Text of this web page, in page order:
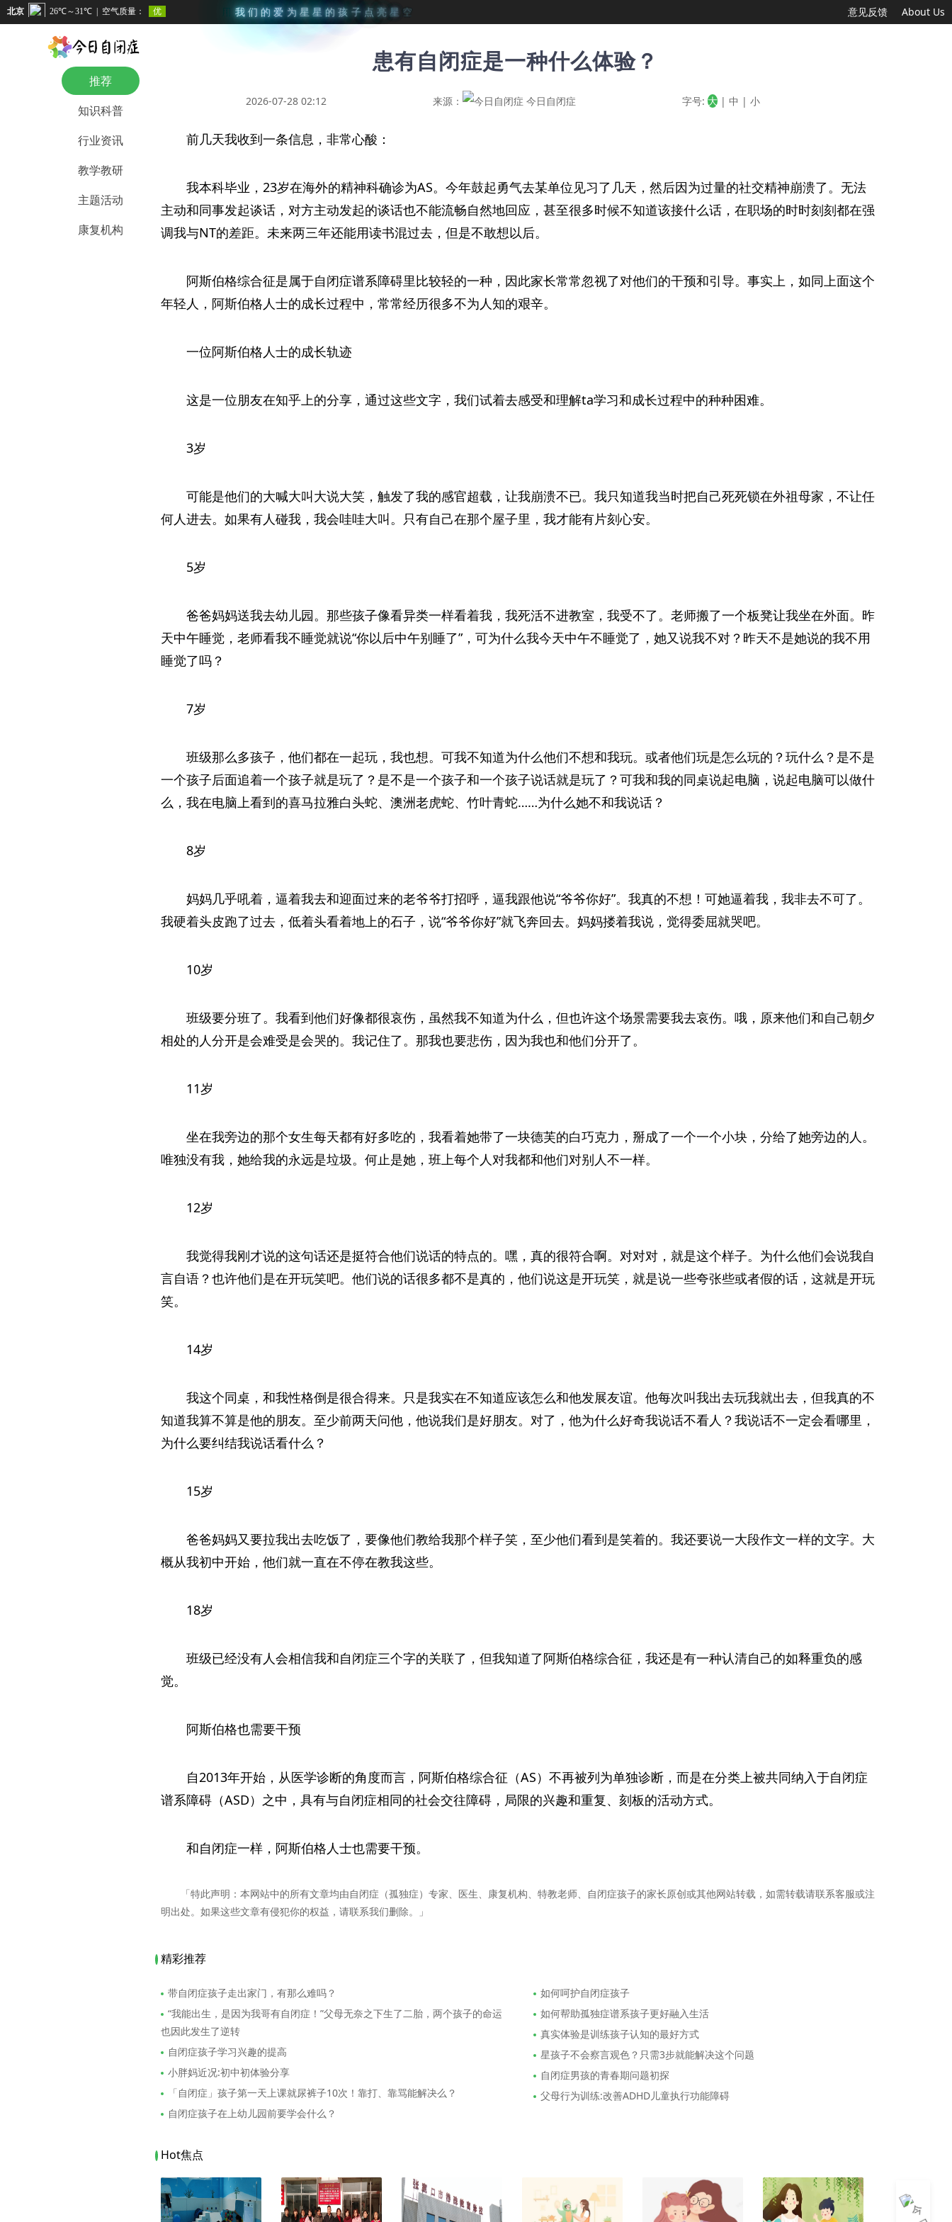
我 们 的 爱 为 星 星 的 孩 子 点 亮 星 空 意见反馈 About Us
推荐
知识科普
行业资讯
教学教研
主题活动
康复机构
患有自闭症是一种什么体验？
2026-07-28 02:12 来源： 今日自闭症 字号: 大 | 中 | 小
前几天我收到一条信息，非常心酸：
我本科毕业，23岁在海外的精神科确诊为AS。今年鼓起勇气去某单位见习了几天，然后因为过量的社交精神崩溃了。无法
主动和同事发起谈话，对方主动发起的谈话也不能流畅自然地回应，甚至很多时候不知道该接什么话，在职场的时时刻刻都在强
调我与NT的差距。未来两三年还能用读书混过去，但是不敢想以后。
阿斯伯格综合征是属于自闭症谱系障碍里比较轻的一种，因此家长常常忽视了对他们的干预和引导。事实上，如同上面这个
年轻人，阿斯伯格人士的成长过程中，常常经历很多不为人知的艰辛。
一位阿斯伯格人士的成长轨迹
这是一位朋友在知乎上的分享，通过这些文字，我们试着去感受和理解ta学习和成长过程中的种种困难。
3岁
可能是他们的大喊大叫大说大笑，触发了我的感官超载，让我崩溃不已。我只知道我当时把自己死死锁在外祖母家，不让任
何人进去。如果有人碰我，我会哇哇大叫。只有自己在那个屋子里，我才能有片刻心安。
5岁
爸爸妈妈送我去幼儿园。那些孩子像看异类一样看着我，我死活不进教室，我受不了。老师搬了一个板凳让我坐在外面。昨
天中午睡觉，老师看我不睡觉就说“你以后中午别睡了”，可为什么我今天中午不睡觉了，她又说我不对？昨天不是她说的我不用
睡觉了吗？
7岁
班级那么多孩子，他们都在一起玩，我也想。可我不知道为什么他们不想和我玩。或者他们玩是怎么玩的？玩什么？是不是
一个孩子后面追着一个孩子就是玩了？是不是一个孩子和一个孩子说话就是玩了？可我和我的同桌说起电脑，说起电脑可以做什
么，我在电脑上看到的喜马拉雅白头蛇、澳洲老虎蛇、竹叶青蛇……为什么她不和我说话？
8岁
妈妈几乎吼着，逼着我去和迎面过来的老爷爷打招呼，逼我跟他说“爷爷你好”。我真的不想！可她逼着我，我非去不可了。
我硬着头皮跑了过去，低着头看着地上的石子，说“爷爷你好”就飞奔回去。妈妈搂着我说，觉得委屈就哭吧。
10岁
班级要分班了。我看到他们好像都很哀伤，虽然我不知道为什么，但也许这个场景需要我去哀伤。哦，原来他们和自己朝夕
相处的人分开是会难受是会哭的。我记住了。那我也要悲伤，因为我也和他们分开了。
11岁
坐在我旁边的那个女生每天都有好多吃的，我看着她带了一块德芙的白巧克力，掰成了一个一个小块，分给了她旁边的人。
唯独没有我，她给我的永远是垃圾。何止是她，班上每个人对我都和他们对别人不一样。
12岁
我觉得我刚才说的这句话还是挺符合他们说话的特点的。嘿，真的很符合啊。对对对，就是这个样子。为什么他们会说我自
言自语？也许他们是在开玩笑吧。他们说的话很多都不是真的，他们说这是开玩笑，就是说一些夸张些或者假的话，这就是开玩
笑。
14岁
我这个同桌，和我性格倒是很合得来。只是我实在不知道应该怎么和他发展友谊。他每次叫我出去玩我就出去，但我真的不
知道我算不算是他的朋友。至少前两天问他，他说我们是好朋友。对了，他为什么好奇我说话不看人？我说话不一定会看哪里，
为什么要纠结我说话看什么？
15岁
爸爸妈妈又要拉我出去吃饭了，要像他们教给我那个样子笑，至少他们看到是笑着的。我还要说一大段作文一样的文字。大
概从我初中开始，他们就一直在不停在教我这些。
18岁
班级已经没有人会相信我和自闭症三个字的关联了，但我知道了阿斯伯格综合征，我还是有一种认清自己的如释重负的感
觉。
阿斯伯格也需要干预
自2013年开始，从医学诊断的角度而言，阿斯伯格综合征（AS）不再被列为单独诊断，而是在分类上被共同纳入于自闭症
谱系障碍（ASD）之中，具有与自闭症相同的社会交往障碍，局限的兴趣和重复、刻板的活动方式。
和自闭症一样，阿斯伯格人士也需要干预。
「特此声明：本网站中的所有文章均由自闭症（孤独症）专家、医生、康复机构、特教老师、自闭症孩子的家长原创或其他网站转载，如需转载请联系客服或注
明出处。如果这些文章有侵犯你的权益，请联系我们删除。」
精彩推荐
带自闭症孩子走出家门，有那么难吗？
“我能出生，是因为我哥有自闭症！”父母无奈之下生了二胎，两个孩子的命运
也因此发生了逆转
自闭症孩子学习兴趣的提高
小胖妈近况:初中初体验分享
「自闭症」孩子第一天上课就尿裤子10次！靠打、靠骂能解决么？
自闭症孩子在上幼儿园前要学会什么？
如何呵护自闭症孩子
如何帮助孤独症谱系孩子更好融入生活
真实体验是训练孩子认知的最好方式
星孩子不会察言观色？只需3步就能解决这个问题
​自闭症男孩的青春期问题初探
父母行为训练:改善ADHD儿童执行功能障碍
Hot焦点